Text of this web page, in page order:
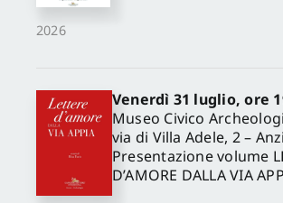
2026
Venerdì 31 luglio, ore
Museo Civico
via di Villa Adele, 2 –
Presentazione volume
D’AMORE DALLA VIA